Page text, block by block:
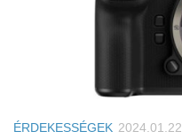
ÉRDEKESSÉGEK 2024.01.22